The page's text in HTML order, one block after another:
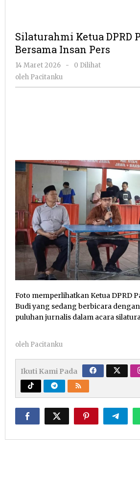
Silaturahmi Ketua DPRD
Bersama Insan Pers
14 Maret 2026
oleh
-
0 Dilihat
oleh Pacitanku
Foto memperlihatkan Ketua DPRD
Budi yang sedang berbicara
puluhan jurnalis dalam acara
oleh Pacitanku
Ikuti Kami Pada